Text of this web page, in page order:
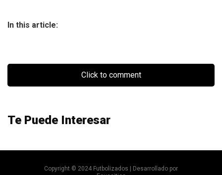
In this article:
Click to comment
Te Puede Interesar
Copyright © 2024 Futbolizados | Desarrollado por